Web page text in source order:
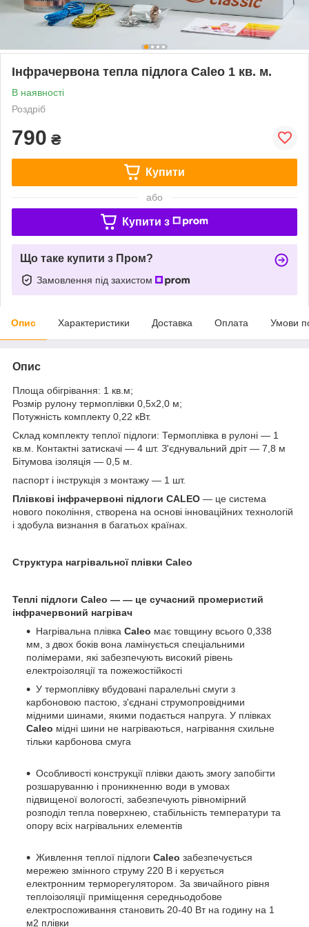
Інфрачервона тепла підлога Caleo 1 кв. м.
В наявності
Роздріб
790 ₴
Купити
або
Купити з
Що таке купити з Пром?
Замовлення під захистом
Опис Характеристики Доставка Оплата Умови
Опис
Площа обігрівання: 1 кв.м;
Розмір рулону термоплівки 0,5х2,0 м;
Потужність комплекту 0,22 кВт.
Склад комплекту теплої підлоги: Термоплівка в рулоні — 1
кв.м. Контактні затискачі — 4 шт. З'єднувальний дріт — 7,8 м
Бітумова ізоляція — 0,5 м.
паспорт і інструкція з монтажу — 1 шт.
Плівкові інфрачервоні підлоги CALEO — це система
нового покоління, створена на основі інноваційних технологій
і здобула визнання в багатьох країнах.
Структура нагрівальної плівки Caleo
Теплі підлоги Caleo — — це сучасний промеристий
інфрачервоний нагрівач
Нагрівальна плівка Caleo має товщину всього 0,338
мм, з двох боків вона ламінується спеціальними
полімерами, які забезпечують високий рівень
електроізоляції та пожежостійкості
У термоплівку вбудовані паралельні смуги з
карбоновою пастою, з'єднані струмопровідними
мідними шинами, якими подається напруга. У плівках
Caleo мідні шини не нагріваються, нагрівання схильне
тільки карбонова смуга
Особливості конструкції плівки дають змогу запобігти
розшаруванню і проникненню води в умовах
підвищеної вологості, забезпечують рівномірний
розподіл тепла поверхнею, стабільність температури та
опору всіх нагрівальних елементів
Живлення теплої підлоги Caleo забезпечується
мережею змінного струму 220 В і керується
електронним терморегулятором. За звичайного рівня
теплоізоляції приміщення середньодобове
електроспоживання становить 20-40 Вт на годину на 1
м2 плівки